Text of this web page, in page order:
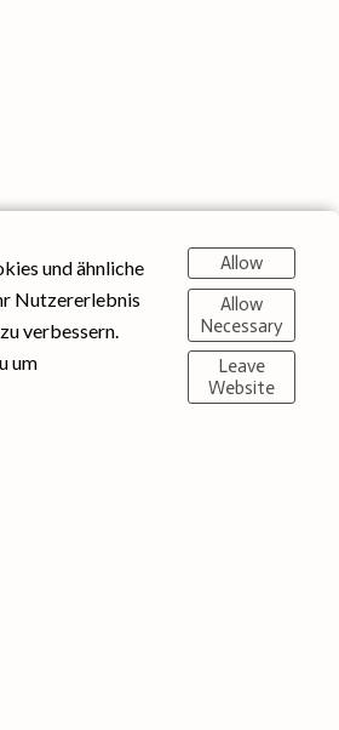
und ähnliche
Nutzererlebnis
verbessern.
um
Allow
Allow
Necessary
Leave
Website